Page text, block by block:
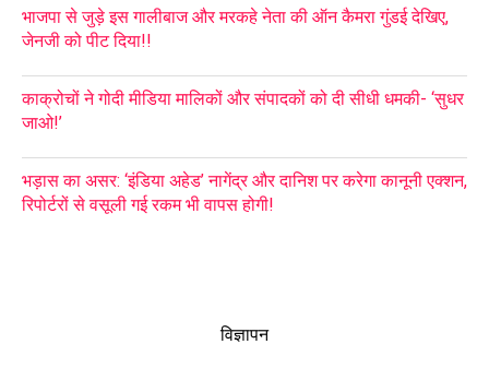
भाजपा से जुड़े इस गालीबाज और मरकहे नेता की ऑन कैमरा गुंडई देखिए,
जेनजी को पीट दिया!!
काक्रोचों ने गोदी मीडिया मालिकों और संपादकों को दी सीधी धमकी- ‘सुधर
जाओ!’
भड़ास का असर: ‘इंडिया अहेड’ नागेंद्र और दानिश पर करेगा कानूनी एक्शन,
रिपोर्टरों से वसूली गई रकम भी वापस होगी!
विज्ञापन